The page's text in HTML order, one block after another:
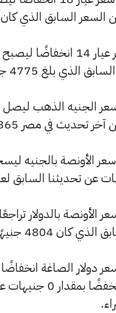
الذي كان 6135 جنيهًا للبيع و6075 جنيهًا للشراء.
جنيهًا للبيع و4725 جنيهًا للشراء.
تحديث في مصر 365.
جنيهًا للبيع و0 جنيهًا للشراء.